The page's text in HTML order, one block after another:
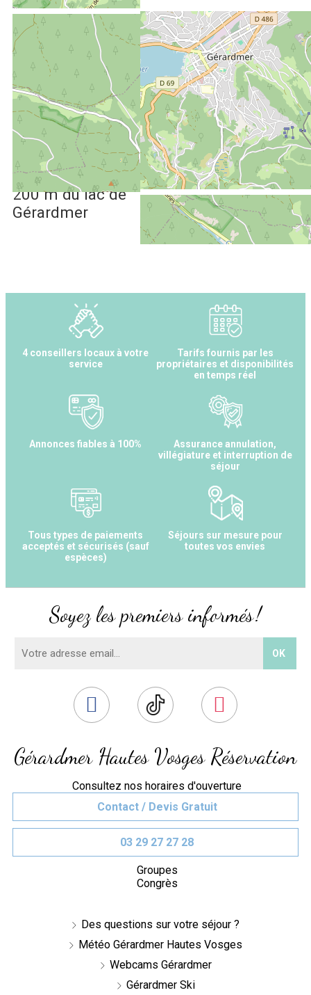
Afficher la carte GoogleMaps
Situation :
3.5 km des pistes de
ski alpin de
Gérardmer
800 m
du centre-
ville
200 m du lac de
Gérardmer
4 conseillers locaux à votre
service
Tarifs fournis par les
propriétaires et disponibilités
en temps réel
Annonces fiables à 100%
Assurance annulation,
villégiature et interruption de
séjour
Tous types de paiements
acceptés et sécurisés (sauf
espèces)
Séjours sur mesure pour
toutes vos envies
Gérardmer Hautes Vosges Réservation
Consultez nos horaires d'ouverture
Contact / Devis Gratuit
03 29 27 27 28
Groupes
Congrès
Des questions sur votre séjour ?
Météo Gérardmer Hautes Vosges
Webcams Gérardmer
Gérardmer Ski
Soyez les premiers informés !